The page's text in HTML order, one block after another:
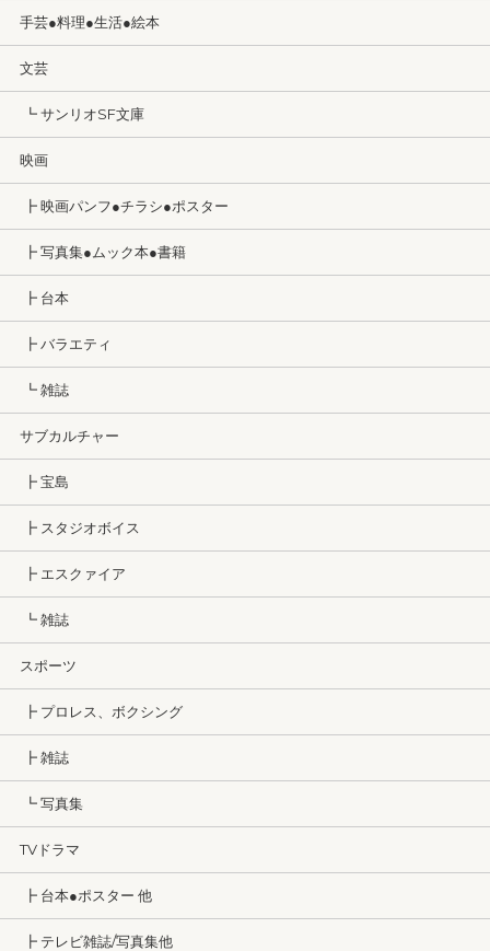
手芸●料理●生活●絵本
文芸
┗ サンリオSF文庫
映画
┣ 映画パンフ●チラシ●ポスター
┣ 写真集●ムック本●書籍
┣ 台本
┣ バラエティ
┗ 雑誌
サブカルチャー
┣ 宝島
┣ スタジオボイス
┣ エスクァイア
┗ 雑誌
スポーツ
┣ プロレス、ボクシング
┣ 雑誌
┗ 写真集
TVドラマ
┣ 台本●ポスター 他
┣ テレビ雑誌/写真集他